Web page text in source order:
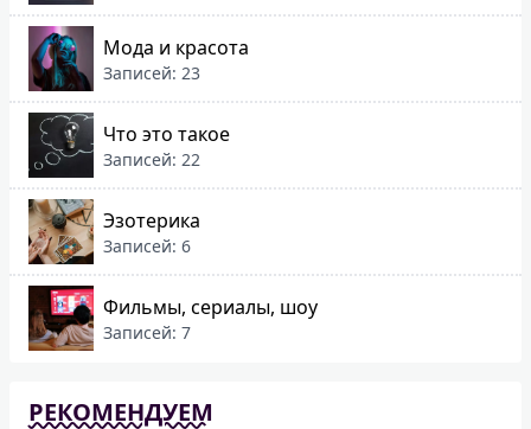
Мода и красота
Записей: 23
Что это такое
Записей: 22
Эзотерика
Записей: 6
Фильмы, сериалы, шоу
Записей: 7
РЕКОМЕНДУЕМ